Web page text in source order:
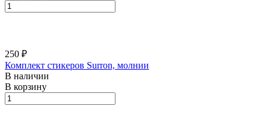
250 ₽
Комплект стикеров Surron, молнии
В наличии
В корзину